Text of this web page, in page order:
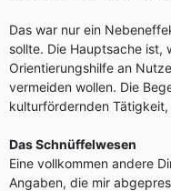
Das war nur ein
sollte. Die Hauptsache ist,
Orientierungshilfe an
vermeiden wollen. Die
kulturfördernden
Das Schnüffelwesen
Eine vollkommen andere
Angaben, die mir